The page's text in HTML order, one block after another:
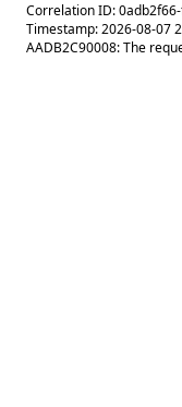
Correlation ID:
Timestamp: 2026-08-07
AADB2C90008: The